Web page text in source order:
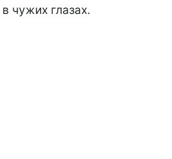
чужих глазах.